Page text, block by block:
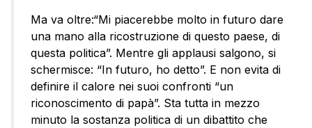
Ma va oltre:“Mi piacerebbe molto in futuro dare
una mano alla ricostruzione di questo paese, di
questa politica”. Mentre gli applausi salgono, si
schermisce: “In futuro, ho detto”. E non evita di
definire il calore nei suoi confronti “un
riconoscimento di papà”. Sta tutta in mezzo
minuto la sostanza politica di un dibattito che